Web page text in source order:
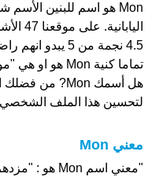
4.5 نجمة من 5
تماما كنية Mon هو او هي "مونو
هل أسمك Mon? من فضلك اجب على
لتحسين هذا الملف الشخصي
معني Mon
"معني اسم Mon هو : "مزدهر